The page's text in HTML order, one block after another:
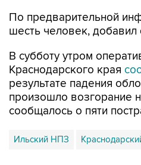
По предварительной
шесть человек, добавил
В субботу утром
Краснодарского края
результате падения
произошло возгорание
сообщалось о пяти
Ильский НПЗ